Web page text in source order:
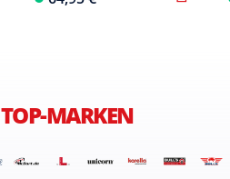
TOP-MARKEN